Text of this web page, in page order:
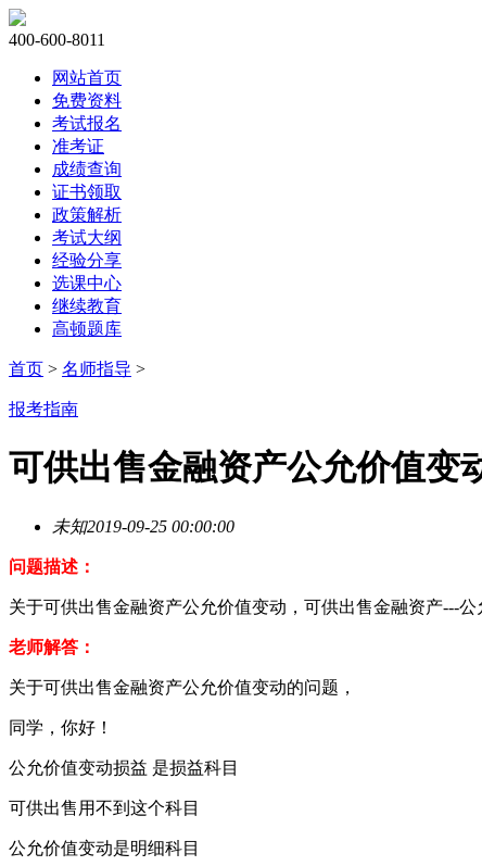
400-600-8011
网站首页
免费资料
考试报名
准考证
成绩查询
证书领取
政策解析
考试大纲
经验分享
选课中心
继续教育
高顿题库
首页 > 名师指导 >
报考指南
可供出售金融资产公允价值变
未知2019-09-25 00:00:00
问题描述：
关于可供出售金融资产公允价值变动，可供出售金融资产---
老师解答：
关于可供出售金融资产公允价值变动的问题，
同学，你好！
公允价值变动损益 是损益科目
可供出售用不到这个科目
公允价值变动是明细科目